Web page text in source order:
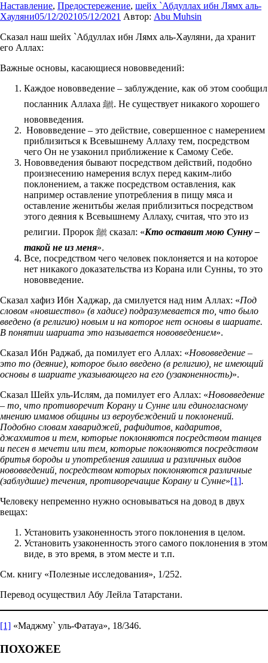
Наставление, Предостережение, шейх `Абдуллах ибн Лямх аль-
Хауляни05/12/202105/12/2021 Автор: Abu Muhsin
Сказал наш шейх `Абдуллах ибн Лямх аль-Хауляни, да хранит
его Аллах:
Важные основы, касающиеся нововведений:
Каждое нововведение – заблуждение, как об этом сообщил
посланник Аллаха ﷺ. Не существует никакого хорошего
нововведения.
Нововведение – это действие, совершенное с намерением
приблизиться к Всевышнему Аллаху тем, посредством
чего Он не узаконил приближение к Самому Себе.
Нововведения бывают посредством действий, подобно
произнесению намерения вслух перед каким-либо
поклонением, а также посредством оставления, как
например оставление употребления в пищу мяса и
оставление женитьбы желая приблизиться посредством
этого деяния к Всевышнему Аллаху, считая, что это из
религии. Пророк ﷺ сказал: «Кто оставит мою Сунну –
такой не из меня».
Все, посредством чего человек поклоняется и на которое
нет никакого доказательства из Корана или Сунны, то это
нововведение.
Сказал хафиз Ибн Хаджар, да смилуется над ним Аллах: «Под
словом «новшество» (в хадисе) подразумевается то, что было
введено (в религию) новым и на которое нет основы в шариате.
В понятии шариата это называется нововведением».
Сказал Ибн Раджаб, да помилует его Аллах: «Нововведение –
это то (деяние), которое было введено (в религию), не имеющий
основы в шариате указывающего на его (узаконенность)».
Сказал Шейх уль-Ислям, да помилует его Аллах: «Нововведение
– то, что противоречит Корану и Сунне или единогласному
мнению имамов общины из вероубеждений и поклонений.
Подобно словам хавариджей, рафидитов, кадаритов,
джахмитов и тем, которые поклоняются посредством танцев
и песен в мечети или тем, которые поклоняются посредством
бритья бороды и употребления гашиша и различных видов
нововведений, посредством которых поклоняются различные
(заблудшие) течения, противоречащие Корану и Сунне»[1].
Человеку непременно нужно основываться на довод в двух
вещах:
Установить узаконенность этого поклонения в целом.
Установить узаконенность этого самого поклонения в этом
виде, в это время, в этом месте и т.п.
См. книгу «Полезные исследования», 1/252.
Перевод осуществил Абу Лейла Татарстани.
[1] «Маджму` уль-Фатауа», 18/346.
ПОХОЖЕЕ